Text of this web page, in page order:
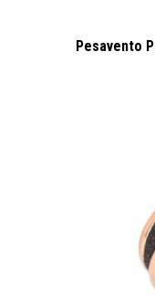
Pesavento